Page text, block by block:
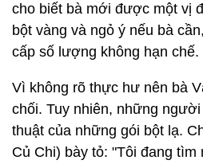
cho biết bà mới được một vị
bột vàng và ngỏ ý nếu bà
cấp số lượng không hạn chế.
Vì không rõ thực hư nên bà
chối. Tuy nhiên, những
thuật của những gói bột lạ.
Củ Chi) bày tỏ: "Tôi đang tìm